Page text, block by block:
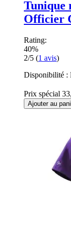
Tunique
Officier
Rating:
40%
2/5 (1 avis)
Disponibilité :
Prix spécial
Ajouter au